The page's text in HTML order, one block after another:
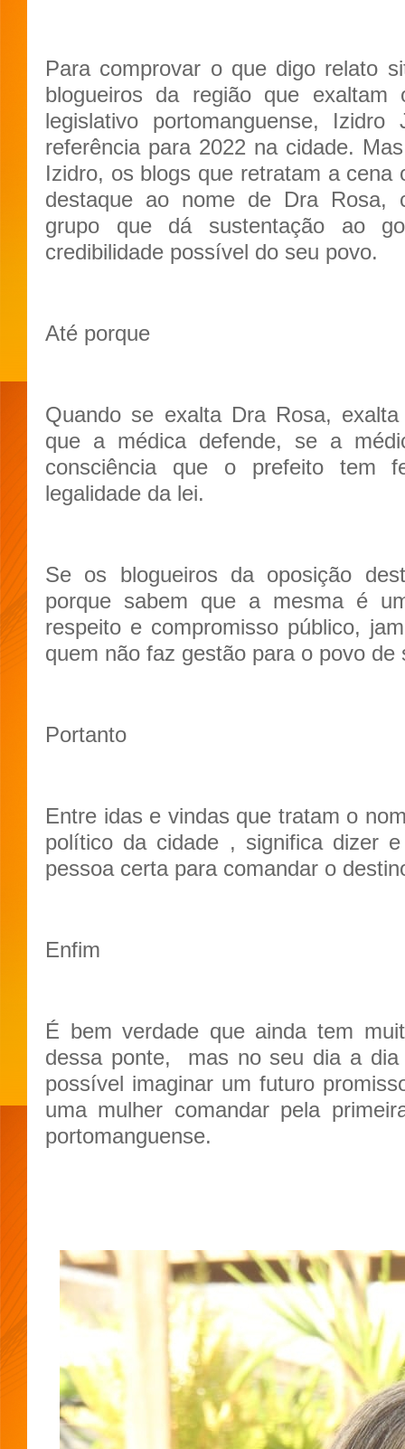
Para comprovar o que digo relato
blogueiros da região que
legislativo portomanguense,
referência para 2022 na cidade.
Izidro, os blogs que retratam a cena
destaque ao nome de Dra Rosa,
grupo que dá sustentação ao
credibilidade possível do seu povo.
Até porque
Quando se exalta Dra Rosa,
que a médica defende, se a
consciência que o prefeito tem
legalidade da lei.
Se os blogueiros da oposição
porque sabem que a mesma é
respeito e compromisso público,
quem não faz gestão para o povo de
Portanto
Entre idas e vindas que tratam o
político da cidade , significa dizer
pessoa certa para comandar o
Enfim
É bem verdade que ainda tem
dessa ponte,
mas no seu dia a
possível imaginar um futuro
uma mulher comandar pela
portomanguense.